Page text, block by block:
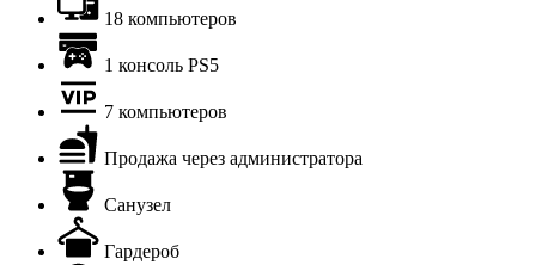
18 компьютеров
1 консоль PS5
7 компьютеров
Продажа через администратора
Санузел
Гардероб